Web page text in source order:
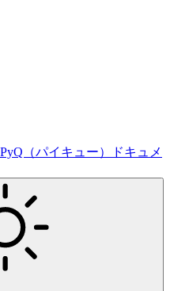
（パイキュー）ドキュメ